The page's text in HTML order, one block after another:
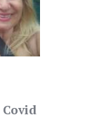
Covid